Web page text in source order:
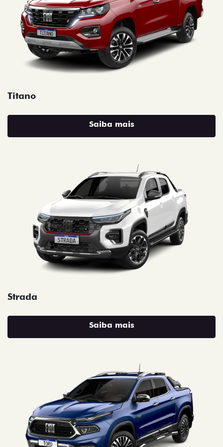
Titano
Saiba mais
Strada
Saiba mais